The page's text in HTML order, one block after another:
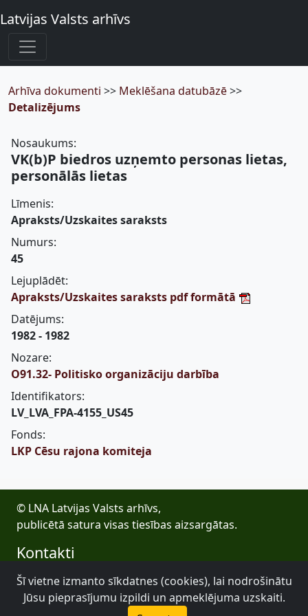
Latvijas Valsts arhīvs
Arhīva dokumenti >> Meklēšana datubāzē>>
Detalizējums
Nosaukums:
VK(b)P biedros uzņemto personas lietas,
personālās lietas
Līmenis:
Apraksts/Uzskaites saraksts
Numurs:
45
Lejuplādēt:
Apraksts/Uzskaites saraksts pdf formātā
Datējums:
1982 - 1982
Nozare:
O91.32- Politisko organizāciju darbība
Identifikators:
LV_LVA_FPA-4155_US45
Fonds:
LKP Cēsu rajona komiteja
© LNA Latvijas Valsts arhīvs,
publicētā satura visas tiesības aizsargātas.
Kontakti
E-pasts: lva@arhivi.gov.lv
Tālrunis: +371 20027447
Bezdelīgu 1A, Rīga
Šī vietne izmanto sīkdatnes (cookies), lai nodrošinātu
Jūsu pieprasījumu izpildi un apmeklējuma uzskaiti.